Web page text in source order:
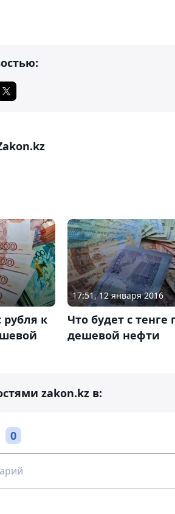
рубля к
17:51, 12 января 2016
Что будет с тенге
дешевой нефти
zakon.kz в:
0